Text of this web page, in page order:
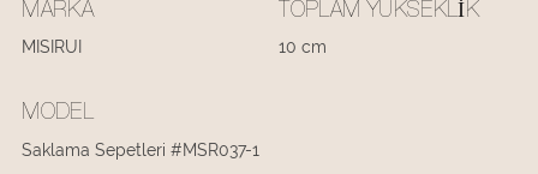
MARKA
MISIRUI
TOPLAM YÜKSEKLIK
10 cm
MODEL
Saklama Sepetleri #MSR037-1